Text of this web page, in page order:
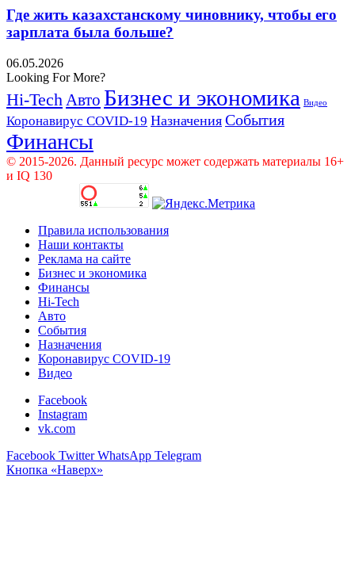
Где жить казахстанскому чиновнику, чтобы его
зарплата была больше?
06.05.2026
Looking For More?
Hi-TechАвто Бизнес и экономика Видео
Коронавирус COVID-19 Назначения События
Финансы
© 2015-2026. Данный ресурс может содержать материалы 16+
и IQ 130
Правила использования
Наши контакты
Реклама на сайте
Бизнес и экономика
Финансы
Hi-Tech
Авто
События
Назначения
Коронавирус COVID-19
Видео
Facebook
Instagram
vk.com
Facebook Twitter WhatsApp Telegram
Кнопка «Наверх»